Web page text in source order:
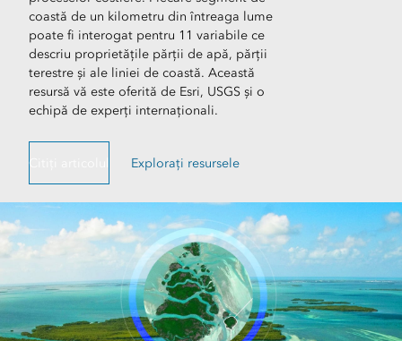
coastă de un kilometru din întreaga lume
poate fi interogat pentru 11 variabile ce
descriu proprietățile părții de apă, părții
terestre și ale liniei de coastă. Această
resursă vă este oferită de Esri, USGS și o
echipă de experți internaționali.
Citiți articolul Explorați resursele